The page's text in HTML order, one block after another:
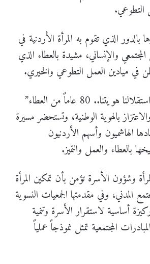
التطوعي.
الذي تقوم به المرأة الأردنية في
والإنساني، مشيدة بالعطاء الذي
في ميادين العمل التطوعي والخيري.
وقالت إن مبادرة “استقلالنا هويتنا.. 80 عاماً من العطاء”
بالهوية الوطنية، وتستحضر مسيرة
الهاشميون وأسهم الأردنيون
بالعطاء والعمل والتميز.
وشؤون الأسرة تؤمن بأن تمكين المرأة
المدني، وفي مقدمتها الجمعيات النسوية
أساسية لاستقرار الأسرة وتنمية
المجتمعية تمثل نموذجاً عملياً